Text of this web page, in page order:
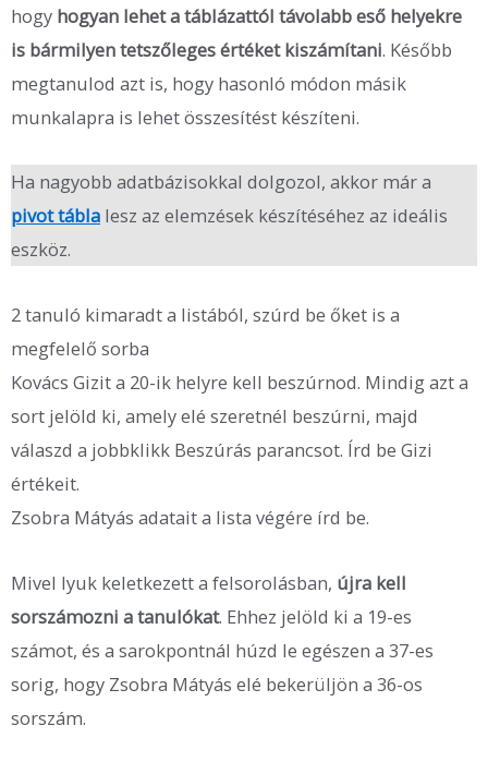
hogy hogyan lehet a táblázattól távolabb eső helyekre
is bármilyen tetszőleges értéket kiszámítani. Később
megtanulod azt is, hogy hasonló módon másik
munkalapra is lehet összesítést készíteni.
Ha nagyobb adatbázisokkal dolgozol, akkor már a
pivottábla lesz az elemzések készítéséhez az ideális
eszköz.
2 tanuló kimaradt a listából, szúrd be őket is a
megfelelő sorba
Kovács Gizit a 20-ik helyre kell beszúrnod. Mindig azt a
sort jelöld ki, amely elé szeretnél beszúrni, majd
válaszd a jobbklikk Beszúrás parancsot. Írd be Gizi
értékeit.
Zsobra Mátyás adatait a lista végére írd be.
Mivel lyuk keletkezett a felsorolásban, újra kell
sorszámozni a tanulókat. Ehhez jelöld ki a 19-es
számot, és a sarokpontnál húzd le egészen a 37-es
sorig, hogy Zsobra Mátyás elé bekerüljön a 36-os
sorszám.